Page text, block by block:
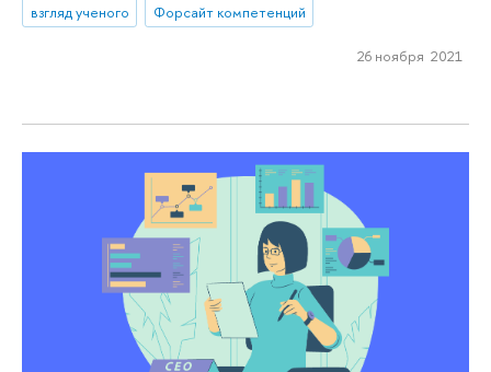
взгляд ученого Форсайт компетенций
26 ноября 2021